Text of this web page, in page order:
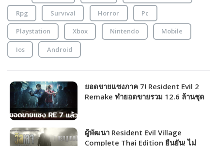
Rpg Survival Horror Pc
Playstation Xbox Nintendo Mobile
Ios Android
ยอดขายแซงภาค 7! Resident Evil 2
Remake ทำยอดขายรวม 12.6 ล้านชุด
ผู้พัฒนา Resident Evil Village
Complete Thai Edition ยืนยัน! ไม่